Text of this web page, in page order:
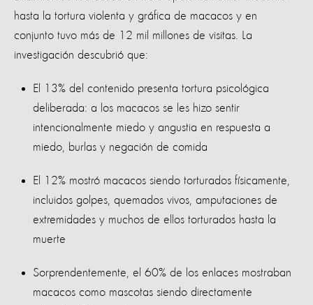
hasta la tortura violenta y gráfica de macacos y en
conjunto tuvo más de 12 mil millones de visitas. La
investigación descubrió que:
El 13% del contenido presenta tortura psicológica
deliberada: a los macacos se les hizo sentir
intencionalmente miedo y angustia en respuesta a
miedo, burlas y negación de comida
El 12% mostró macacos siendo torturados físicamente,
incluidos golpes, quemados vivos, amputaciones de
extremidades y muchos de ellos torturados hasta la
muerte
Sorprendentemente, el 60% de los enlaces mostraban
macacos como mascotas siendo directamente